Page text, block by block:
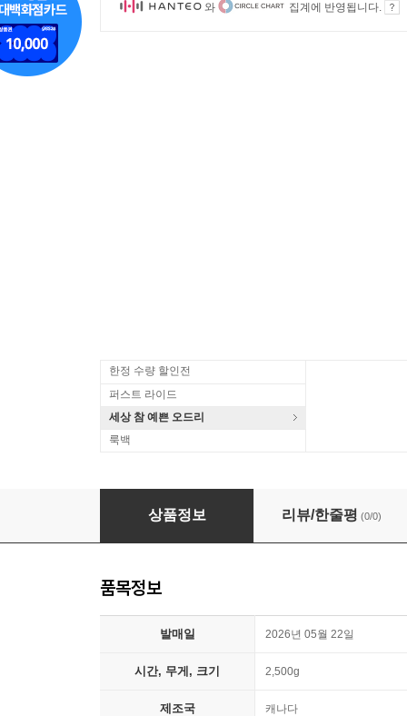
와
집계에 반영됩니다.
한정 수량 할인전
퍼스트 라이드
세상 참 예쁜 오드리
룩백
Mac Miller (맥 밀러) - K.I.D.S. [2LP]
상품정보 리뷰/한줄평 (0/0)
품목정보
발매일 2026년 05월 22일
시간, 무게, 크기 2,500g
제조국 캐나다